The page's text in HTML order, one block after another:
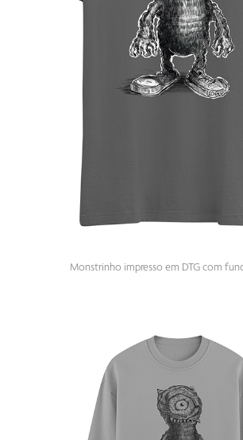
Monstrinho impresso em DTG com